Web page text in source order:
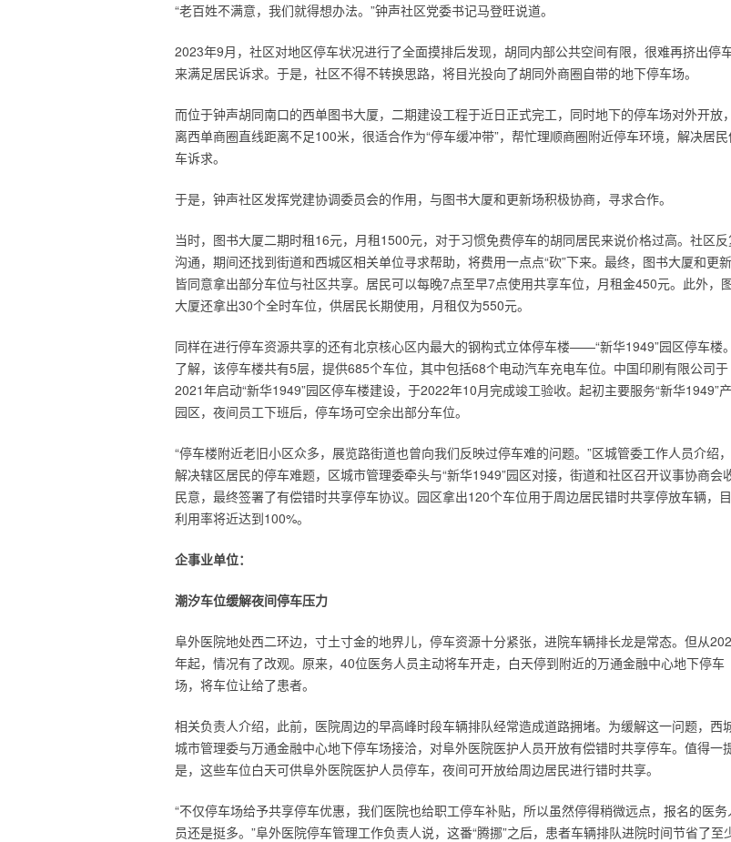
“老百姓不满意，我们就得想办法。”钟声社区党委书记马登旺说道。
2023年9月，社区对地区停车状况进行了全面摸排后发现，胡同内部公共空间有限，很难再挤出停
来满足居民诉求。于是，社区不得不转换思路，将目光投向了胡同外商圈自带的地下停车场。
而位于钟声胡同南口的西单图书大厦，二期建设工程于近日正式完工，同时地下的停车场对外开放
离西单商圈直线距离不足100米，很适合作为“停车缓冲带”，帮忙理顺商圈附近停车环境，解决居
车诉求。
于是，钟声社区发挥党建协调委员会的作用，与图书大厦和更新场积极协商，寻求合作。
当时，图书大厦二期时租16元，月租1500元，对于习惯免费停车的胡同居民来说价格过高。社区反
沟通，期间还找到街道和西城区相关单位寻求帮助，将费用一点点“砍”下来。最终，图书大厦和更
皆同意拿出部分车位与社区共享。居民可以每晚7点至早7点使用共享车位，月租金450元。此外，
大厦还拿出30个全时车位，供居民长期使用，月租仅为550元。
同样在进行停车资源共享的还有北京核心区内最大的钢构式立体停车楼——“新华1949”园区停车楼
了解，该停车楼共有5层，提供685个车位，其中包括68个电动汽车充电车位。中国印刷有限公司于
2021年启动“新华1949”园区停车楼建设，于2022年10月完成竣工验收。起初主要服务“新华1949”
园区，夜间员工下班后，停车场可空余出部分车位。
“停车楼附近老旧小区众多，展览路街道也曾向我们反映过停车难的问题。”区城管委工作人员介绍
解决辖区居民的停车难题，区城市管理委牵头与“新华1949”园区对接，街道和社区召开议事协商会
民意，最终签署了有偿错时共享停车协议。园区拿出120个车位用于周边居民错时共享停放车辆，
利用率将近达到100%。
企事业单位：
潮汐车位缓解夜间停车压力
阜外医院地处西二环边，寸土寸金的地界儿，停车资源十分紧张，进院车辆排长龙是常态。但从
年起，情况有了改观。原来，40位医务人员主动将车开走，白天停到附近的万通金融中心地下停车
场，将车位让给了患者。
相关负责人介绍，此前，医院周边的早高峰时段车辆排队经常造成道路拥堵。为缓解这一问题，西
城市管理委与万通金融中心地下停车场接洽，对阜外医院医护人员开放有偿错时共享停车。值得一
是，这些车位白天可供阜外医院医护人员停车，夜间可开放给周边居民进行错时共享。
“不仅停车场给予共享停车优惠，我们医院也给职工停车补贴，所以虽然停得稍微远点，报名的医务
员还是挺多。”阜外医院停车管理工作负责人说，这番“腾挪”之后，患者车辆排队进院时间节省了至